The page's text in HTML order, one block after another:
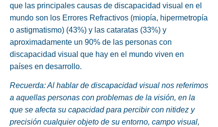
que las principales causas de discapacidad visual en el
mundo son los Errores Refractivos (miopía, hipermetropía
o astigmatismo) (43%) y las cataratas (33%) y
aproximadamente un 90% de las personas con
discapacidad visual que hay en el mundo viven en
países en desarrollo.
Recuerda: Al hablar de discapacidad visual nos referimos
a aquellas personas con problemas de la visión, en la
que se afecta su capacidad para percibir con nitidez y
precisión cualquier objeto de su entorno, campo visual,